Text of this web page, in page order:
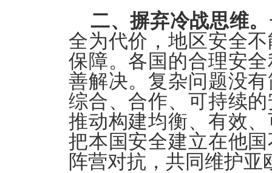
二、摒弃冷战思维。
全为代价，地区安全
保障。各国的合理安
善解决。复杂问题没
综合、合作、可持续
推动构建均衡、有效
把本国安全建立在他
阵营对抗，共同维护亚